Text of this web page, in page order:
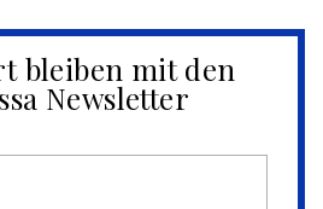
bleiben mit den
Newsletter